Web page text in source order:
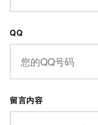
QQ
留言内容